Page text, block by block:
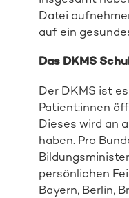
Datei
auf ein
Das DKMS
Der DKMS ist
Patient:innen
Dieses wird an
haben. Pro
persönlichen
Bayern, Berlin,